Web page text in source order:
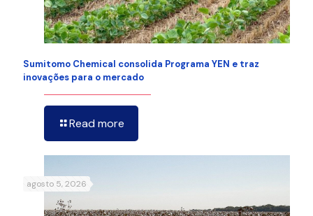
Sumitomo Chemical consolida Programa YEN e traz
inovações para o mercado
Read more
agosto 5, 2026